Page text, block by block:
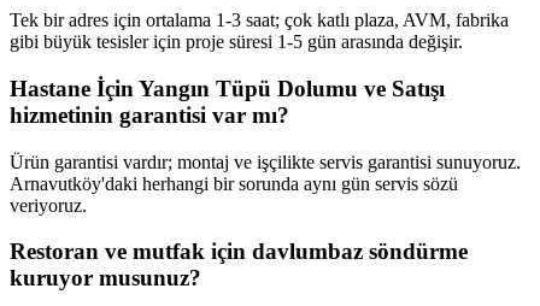
Tek bir adres için ortalama 1-3 saat; çok katlı plaza, AVM, fabrika
gibi büyük tesisler için proje süresi 1-5 gün arasında değişir.
Hastane İçin Yangın Tüpü Dolumu ve Satışı
hizmetinin garantisi var mı?
Ürün garantisi vardır; montaj ve işçilikte servis garantisi sunuyoruz.
Arnavutköy'daki herhangi bir sorunda aynı gün servis sözü
veriyoruz.
Restoran ve mutfak için davlumbaz söndürme
kuruyor musunuz?